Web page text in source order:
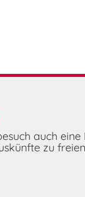
auch
zu